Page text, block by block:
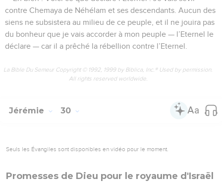
contre Chemaya de Néhélam et ses descendants. Aucun des
siens ne subsistera au milieu de ce peuple, et il ne jouira pas
du bonheur que je vais accorder à mon peuple — l’Eternel le
déclare — car il a prêché la rébellion contre l’Eternel.
La Bible Du Semeur Copyright © 1992, 1999 by Biblica, Inc.® Used by permission.
All rights reserved worldwide.
Jérémie 30
Seuls les Évangiles sont disponibles en vidéo pour le moment.
Promesses de Dieu pour le royaume d'Israël